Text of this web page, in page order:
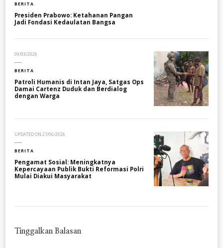
BERITA
Presiden Prabowo: Ketahanan Pangan
Jadi Fondasi Kedaulatan Bangsa
09/03/2026
BERITA
Patroli Humanis di Intan Jaya, Satgas Ops
Damai Cartenz Duduk dan Berdialog
dengan Warga
UPDATED ON 27/06/2026
BERITA
Pengamat Sosial: Meningkatnya
Kepercayaan Publik Bukti Reformasi Polri
Mulai Diakui Masyarakat
Tinggalkan Balasan